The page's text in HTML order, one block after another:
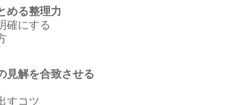
める整理力
確にする
見解を合致させる
すコツ